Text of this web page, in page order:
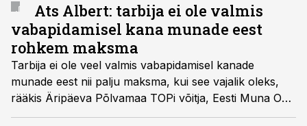
Ats Albert: tarbija ei ole valmis
vabapidamisel kana munade eest
rohkem maksma
Tarbija ei ole veel valmis vabapidamisel kanade
munade eest nii palju maksma, kui see vajalik oleks,
rääkis Äripäeva Põlvamaa TOPi võitja, Eesti Muna OÜ
tegevjuht Ats Albert.